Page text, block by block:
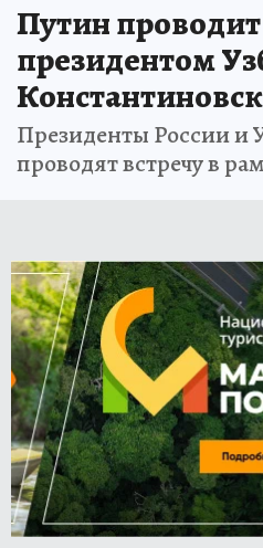
Путин проводит
президентом
Президенты России и
проводят встречу в